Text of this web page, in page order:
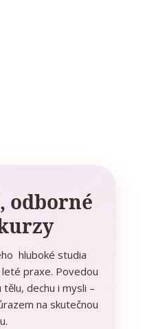
odborné
hluboké studia
praxe. Povedou
dechu i mysli –
na skutečnou